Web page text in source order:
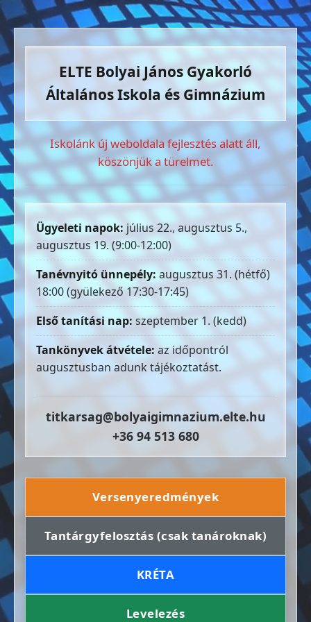
ELTE Bolyai János Gyakorló
Általános Iskola és Gimnázium
Iskolánk új weboldala fejlesztés alatt áll,
köszönjük a türelmet.
Ügyeleti napok: július 22., augusztus 5.,
augusztus 19. (9:00-12:00)
Tanévnyitó ünnepély: augusztus 31. (hétfő)
18:00 (gyülekező 17:30-17:45)
Első tanítási nap: szeptember 1. (kedd)
Tankönyvek átvétele: az időpontról
augusztusban adunk tájékoztatást.
titkarsag@bolyaigimnazium.elte.hu
+36 94 513 680
Versenyeredmények
Tantárgyfelosztás (csak tanároknak)
KRÉTA
Levelezés